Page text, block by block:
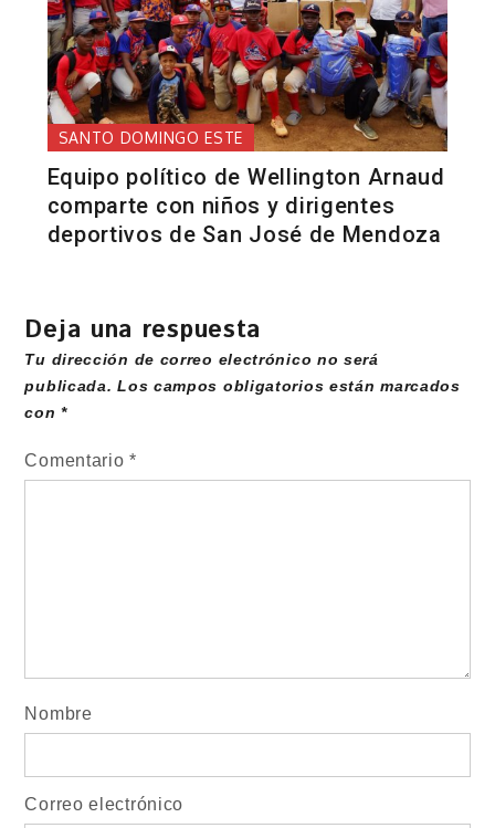
SANTO DOMINGO ESTE
Equipo político de Wellington Arnaud
comparte con niños y dirigentes
deportivos de San José de Mendoza
Deja una respuesta
Tu dirección de correo electrónico no será
publicada. Los campos obligatorios están marcados
con*
Comentario*
Nombre
Correo electrónico